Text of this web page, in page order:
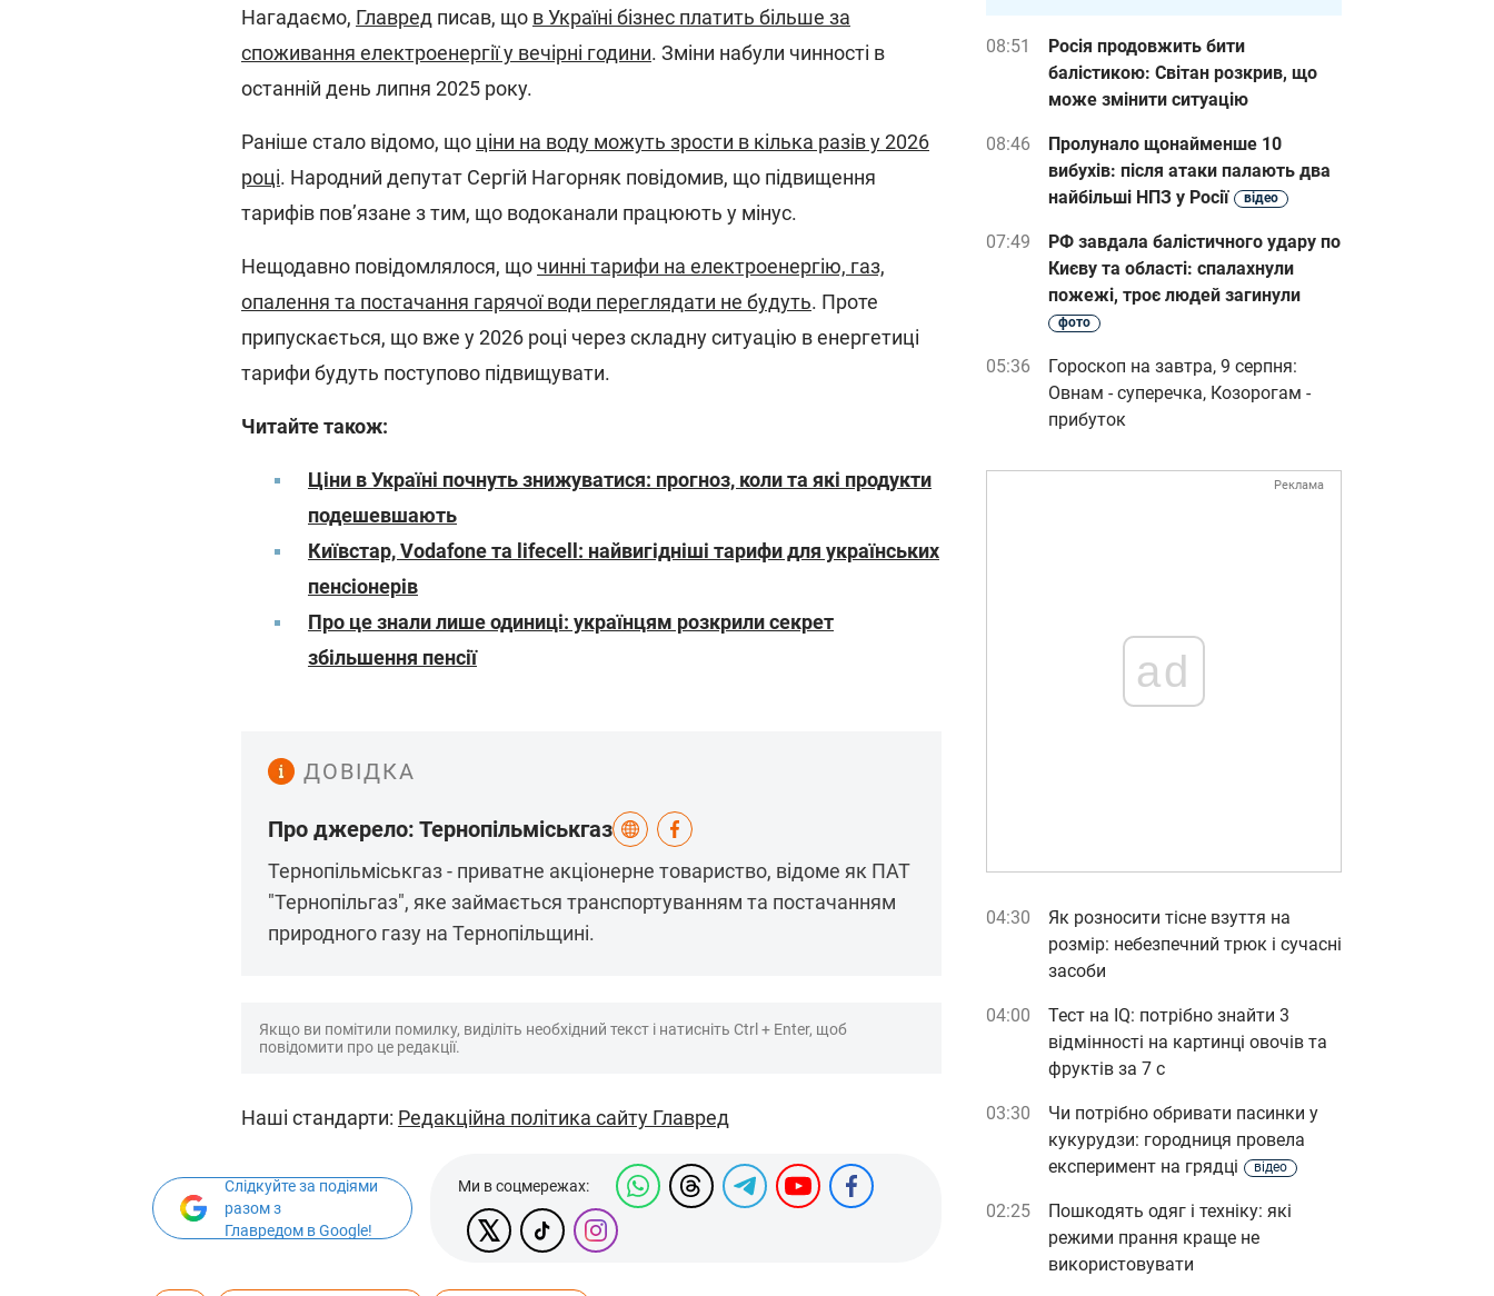
Нагадаємо, Главред писав, що в Україні бізнес платить більше за
споживання електроенергії у вечірні години. Зміни набули чинності в
останній день липня 2025 року.
Раніше стало відомо, що ціни на воду можуть зрости в кілька разів у 2026
році. Народний депутат Сергій Нагорняк повідомив, що підвищення
тарифів пов’язане з тим, що водоканали працюють у мінус.
Нещодавно повідомлялося, що чинні тарифи на електроенергію, газ,
опалення та постачання гарячої води переглядати не будуть. Проте
припускається, що вже у 2026 році через складну ситуацію в енергетиці
тарифи будуть поступово підвищувати.
Читайте також:
Ціни в Україні почнуть знижуватися: прогноз, коли та які продукти
подешевшають
Київстар, Vodafone та lifecell: найвигідніші тарифи для українських
пенсіонерів
Про це знали лише одиниці: українцям розкрили секрет
збільшення пенсії
ДОВІДКА
Про джерело: Тернопільміськгаз
Тернопільміськгаз - приватне акціонерне товариство, відоме як ПАТ
"Тернопільгаз", яке займається транспортуванням та постачанням
природного газу на Тернопільщині.
Якщо ви помітили помилку, виділіть необхідний текст і натисніть Ctrl + Enter, щоб
повідомити про це редакції.
Наші стандарти: Редакційна політика сайту Главред
Слідкуйте за подіями
разом з
Главредом в Google!
Ми в соцмережах:
08:51
Росія продовжить бити
балістикою: Світан розкрив, що
може змінити ситуацію
08:46
Пролунало щонайменше 10
вибухів: після атаки палають два
найбільші НПЗ у Росії
відео
07:49
РФ завдала балістичного удару по
Києву та області: спалахнули
пожежі, троє людей загинули
фото
05:36
Гороскоп на завтра, 9 серпня:
Овнам - суперечка, Козорогам -
прибуток
Реклама
ad
04:30
Як розносити тісне взуття на
розмір: небезпечний трюк і сучасні
засоби
04:00
Тест на IQ: потрібно знайти 3
відмінності на картинці овочів та
фруктів за 7 с
03:30
Чи потрібно обривати пасинки у
кукурудзи: городниця провела
експеримент на грядці
відео
02:25
Пошкодять одяг і техніку: які
режими прання краще не
використовувати